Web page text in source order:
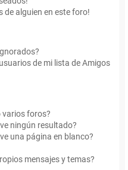
de alguien en este foro!
de mi lista de Amigos
varios foros?
ningún resultado?
una página en blanco?
mensajes y temas?